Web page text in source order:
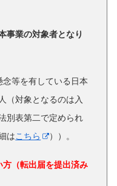
事業の対象者となり
等を有している日本
（対象となるのは入
別表第二で定められ
はこちら ））。
方（転出届を提出済み